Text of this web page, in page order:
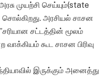
முயற்சி செய்யும்(state
அரசியல் சாசன
”சரியான சட்டத்தின் மூலம்
கூட சாசன பிரிவு
இருக்கும் அனைத்து